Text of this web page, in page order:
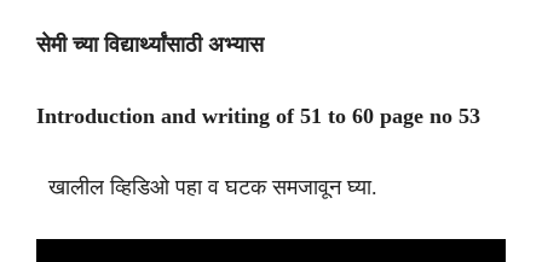
सेमी च्या विद्यार्थ्यांसाठी अभ्यास
Introduction and writing of 51 to 60 page no 53
खालील व्हिडिओ पहा व घटक समजावून घ्या.